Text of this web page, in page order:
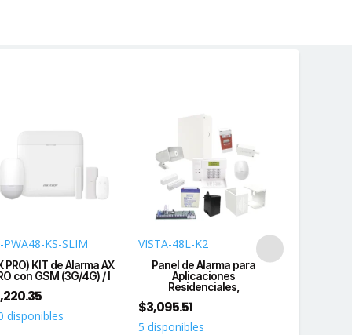
PWA48-KS-SLIM
PRO) KIT de Alarma AX
con GSM (3G/4G) / I
disponibles
VISTA-48L-K2
Panel de Alarma para
Aplicaciones
Residenciales,
$3,095.51
5 disponibles